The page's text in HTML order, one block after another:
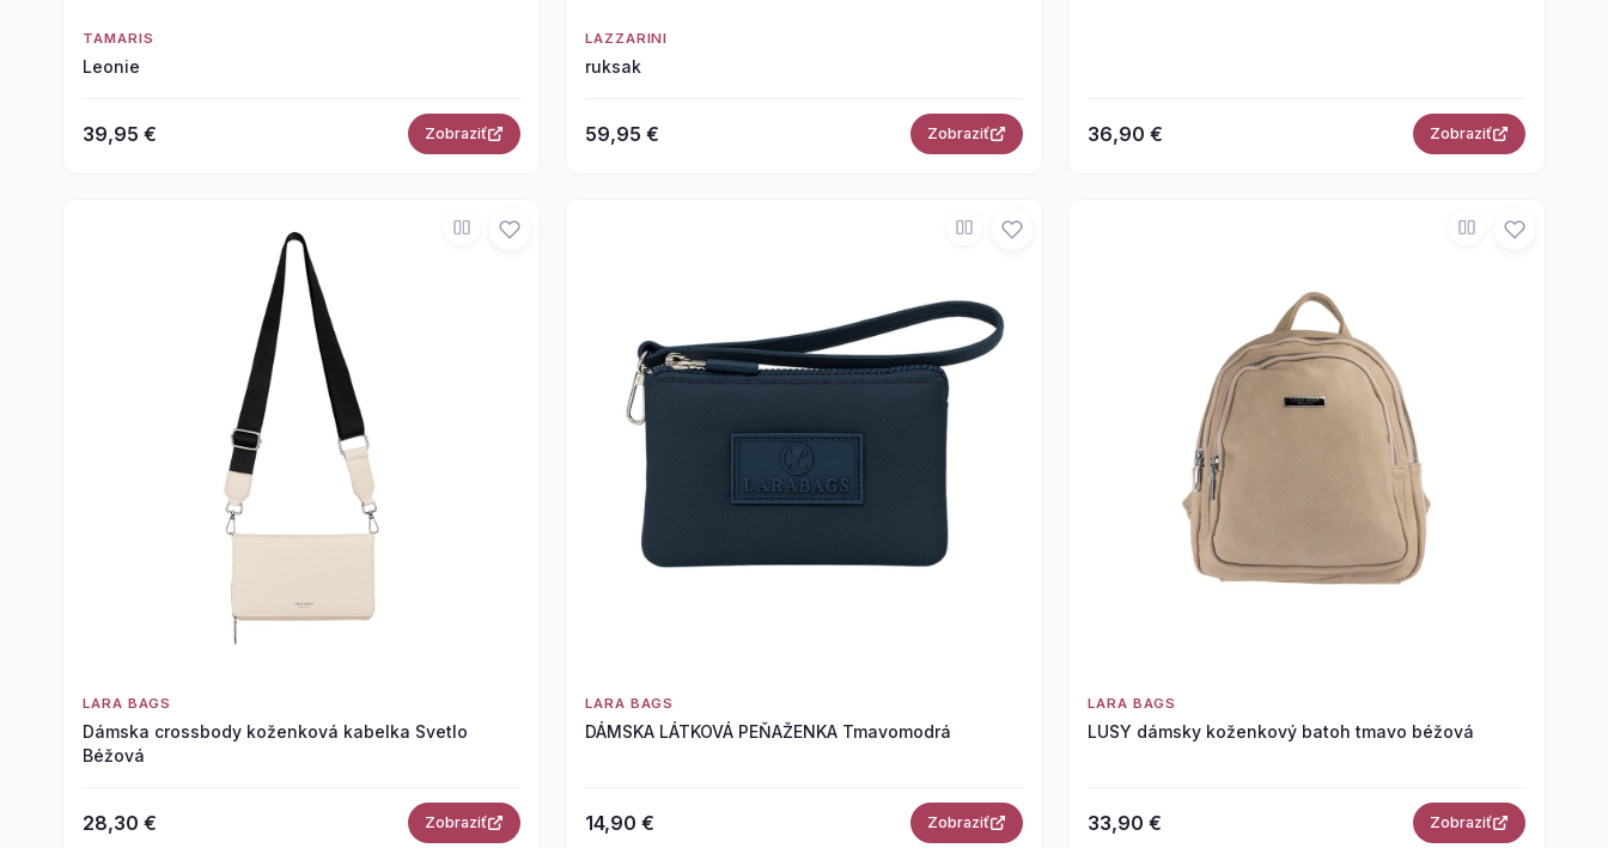
TAMARIS
Leonie
39,95 € Zobraziť
LAZZARINI
ruksak
59,95 € Zobraziť 36,90 € Zobraziť
LARA BAGS
Dámska crossbody koženková kabelka Svetlo
Béžová
28,30 € Zobraziť
LARA BAGS
DÁMSKA LÁTKOVÁ PEŇAŽENKA Tmavomodrá
14,90 € Zobraziť
LARA BAGS
LUSY dámsky koženkový batoh tmavo béžová
33,90 € Zobraziť